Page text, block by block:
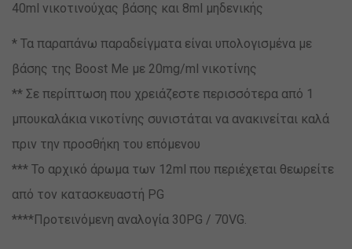
40ml νικοτινούχας βάσης και 8ml μηδενικής
* Τα παραπάνω παραδείγματα είναι υπολογισμένα με
βάσης της Boost Me με 20mg/ml νικοτίνης
** Σε περίπτωση που χρειάζεστε περισσότερα από 1
μπουκαλάκια νικοτίνης συνιστάται να ανακινείται καλά
πριν την προσθήκη του επόμενου
*** Το αρχικό άρωμα των 12ml που περιέχεται θεωρείτε
από τον κατασκευαστή PG
****Προτεινόμενη αναλογία 30PG / 70VG.